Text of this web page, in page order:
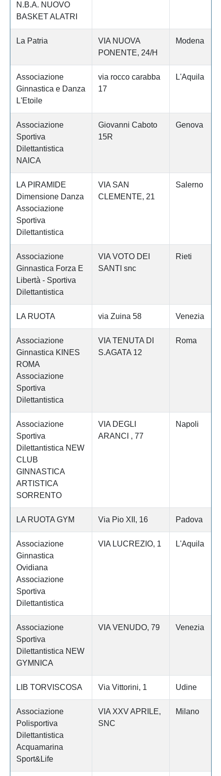
N.B.A. NUOVO
BASKET ALATRI
La Patria
VIA NUOVA
PONENTE, 24/H
Modena
Associazione
Ginnastica e Danza
L'Etoile
via rocco carabba
17
L'Aquila
Associazione
Sportiva
Dilettantistica
NAICA
Giovanni Caboto
15R
Genova
LA PIRAMIDE
Dimensione Danza
Associazione
Sportiva
Dilettantistica
VIA SAN
CLEMENTE, 21
Salerno
Associazione
Ginnastica Forza E
Libertà - Sportiva
Dilettantistica
VIA VOTO DEI
SANTI snc
Rieti
LA RUOTA via Zuina 58 Venezia
Associazione
Ginnastica KINES
ROMA
Associazione
Sportiva
Dilettantistica
VIA TENUTA DI
S.AGATA 12
Roma
Associazione
Sportiva
Dilettantistica NEW
CLUB
GINNASTICA
ARTISTICA
SORRENTO
VIA DEGLI
ARANCI , 77
Napoli
LA RUOTA GYM Via Pio XII, 16 Padova
Associazione
Ginnastica
Ovidiana
Associazione
Sportiva
Dilettantistica
VIA LUCREZIO, 1 L'Aquila
Associazione
Sportiva
Dilettantistica NEW
GYMNICA
VIA VENUDO, 79 Venezia
LIB TORVISCOSA Via Vittorini, 1 Udine
Associazione
Polisportiva
Dilettantistica
Acquamarina
Sport&Life
VIA XXV APRILE,
SNC
Milano